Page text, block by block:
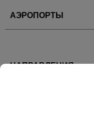
АЭРОПОРТЫ
НАПРАВЛЕНИЯ